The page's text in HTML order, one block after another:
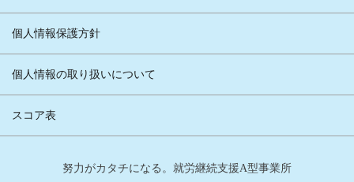
個人情報保護方針
個人情報の取り扱いについて
スコア表
努力がカタチになる。就労継続支援A型事業所